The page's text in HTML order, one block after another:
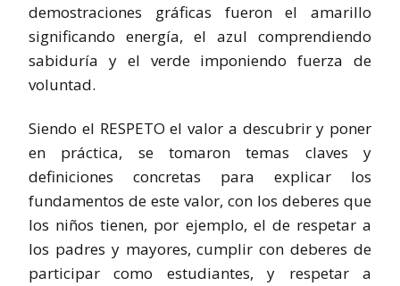
demostraciones gráficas fueron el amarillo
significando energía, el azul comprendiendo
sabiduría y el verde imponiendo fuerza de
voluntad.
Siendo el RESPETO el valor a descubrir y poner
en práctica, se tomaron temas claves y
definiciones concretas para explicar los
fundamentos de este valor, con los deberes que
los niños tienen, por ejemplo, el de respetar a
los padres y mayores, cumplir con deberes de
participar como estudiantes, y respetar a